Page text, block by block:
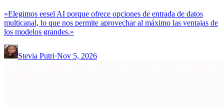
«Elegimos eesel AI porque ofrece opciones de entrada de datos
multicanal, lo que nos permite aprovechar al máximo las ventajas de
los modelos grandes.»
Stevia Putri·Nov 5, 2026